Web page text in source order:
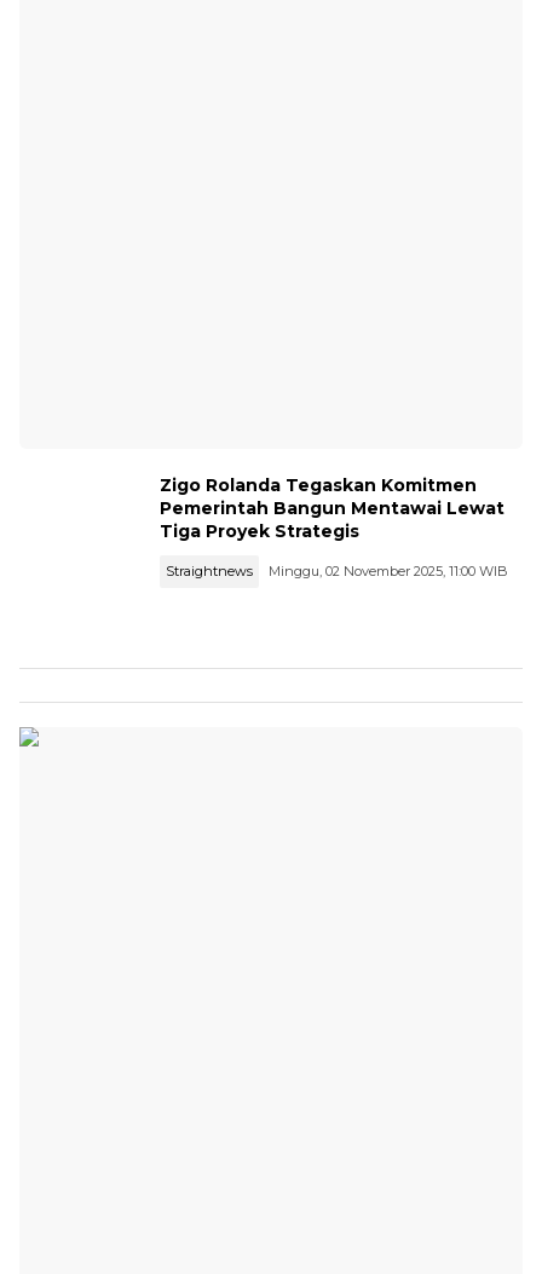
Zigo Rolanda Tegaskan Komitmen
Pemerintah Bangun Mentawai Lewat
Tiga Proyek Strategis
Straightnews Minggu, 02 November 2025, 11:00 WIB